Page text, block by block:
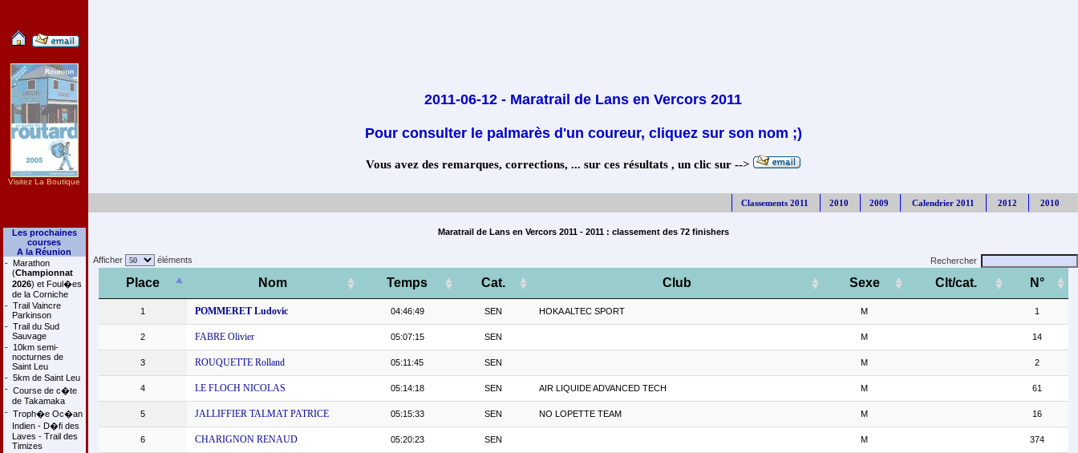
Visitez La Boutique
Les prochaines
courses
A la Réunion
- Marathon
(Championnat
2026) et Foul�es
de la Corniche
- Trail Vaincre
Parkinson
- Trail du Sud
Sauvage
- 10km semi-
nocturnes de
Saint Leu
- 5km de Saint Leu
- Course de c�te
de Takamaka
- Troph�e Oc�an
Indien - D�fi des
Laves - Trail des
Timizes
2011-06-12 - Maratrail de Lans en Vercors 2011
Pour consulter le palmarès d'un coureur, cliquez sur son nom ;)
Vous avez des remarques, corrections, ... sur ces résultats , un clic sur -->
Classements 2011 2010 2009 Calendrier 2011 2012 2010
Maratrail de Lans en Vercors 2011 - 2011 : classement des 72 finishers
Afficher éléments Rechercher
Place Nom Temps Cat. Club Sexe Clt/cat. N°
1 POMMERET Ludovic 04:46:49 SEN HOKA ALTEC SPORT M 1
2 FABRE Olivier 05:07:15 SEN M 14
3 ROUQUETTE Rolland 05:11:45 SEN M 2
4 LE FLOCH NICOLAS 05:14:18 SEN AIR LIQUIDE ADVANCED TECH M 61
5 JALLIFFIER TALMAT PATRICE 05:15:33 SEN NO LOPETTE TEAM M 16
6 CHARIGNON RENAUD 05:20:23 SEN M 374